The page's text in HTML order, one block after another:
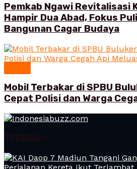
Pemkab Ngawi Revitalisasi
Hampir Dua Abad, Fokus
Bangunan Cagar Budaya
Mobil Terbakar di SPBU
Cepat Polisi dan Warga
TERBARU